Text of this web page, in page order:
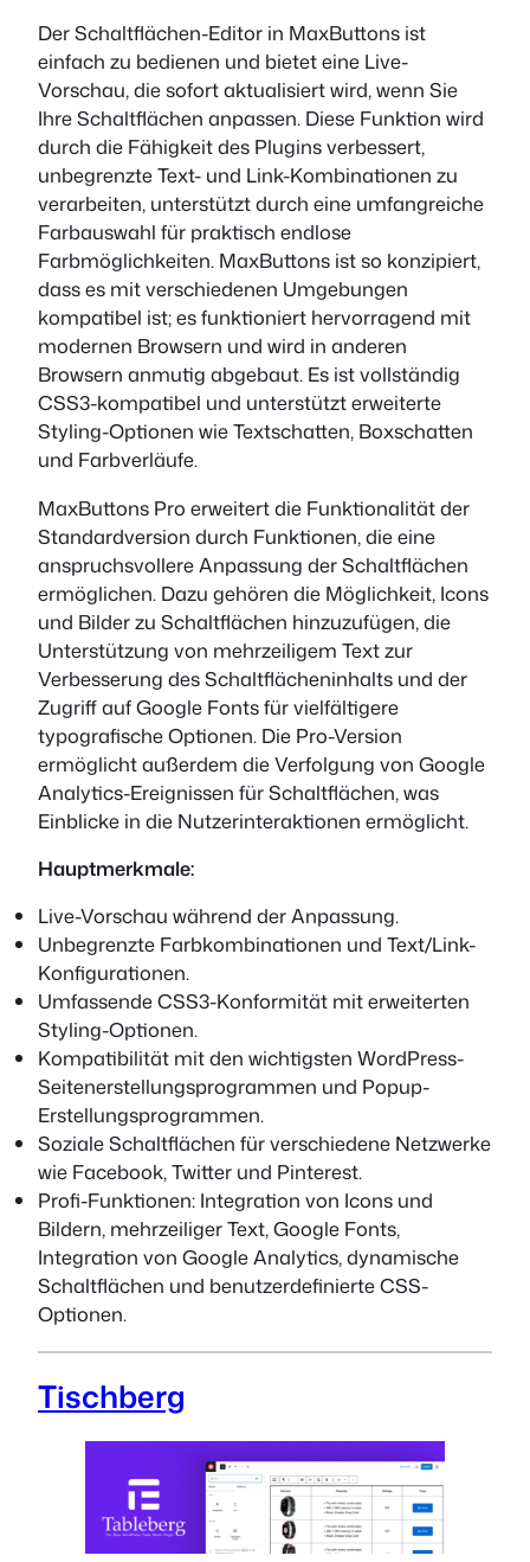
Der Schaltflächen-Editor in MaxButtons ist
einfach zu bedienen und bietet eine Live-
Vorschau, die sofort aktualisiert wird, wenn Sie
Ihre Schaltflächen anpassen. Diese Funktion wird
durch die Fähigkeit des Plugins verbessert,
unbegrenzte Text- und Link-Kombinationen zu
verarbeiten, unterstützt durch eine umfangreiche
Farbauswahl für praktisch endlose
Farbmöglichkeiten. MaxButtons ist so konzipiert,
dass es mit verschiedenen Umgebungen
kompatibel ist; es funktioniert hervorragend mit
modernen Browsern und wird in anderen
Browsern anmutig abgebaut. Es ist vollständig
CSS3-kompatibel und unterstützt erweiterte
Styling-Optionen wie Textschatten, Boxschatten
und Farbverläufe.
MaxButtons Pro erweitert die Funktionalität der
Standardversion durch Funktionen, die eine
anspruchsvollere Anpassung der Schaltflächen
ermöglichen. Dazu gehören die Möglichkeit, Icons
und Bilder zu Schaltflächen hinzuzufügen, die
Unterstützung von mehrzeiligem Text zur
Verbesserung des Schaltflächeninhalts und der
Zugriff auf Google Fonts für vielfältigere
typografische Optionen. Die Pro-Version
ermöglicht außerdem die Verfolgung von Google
Analytics-Ereignissen für Schaltflächen, was
Einblicke in die Nutzerinteraktionen ermöglicht.
Hauptmerkmale:
Live-Vorschau während der Anpassung.
Unbegrenzte Farbkombinationen und Text/Link-
Konfigurationen.
Umfassende CSS3-Konformität mit erweiterten
Styling-Optionen.
Kompatibilität mit den wichtigsten WordPress-
Seitenerstellungsprogrammen und Popup-
Erstellungsprogrammen.
Soziale Schaltflächen für verschiedene Netzwerke
wie Facebook, Twitter und Pinterest.
Profi-Funktionen: Integration von Icons und
Bildern, mehrzeiliger Text, Google Fonts,
Integration von Google Analytics, dynamische
Schaltflächen und benutzerdefinierte CSS-
Optionen.
Tischberg